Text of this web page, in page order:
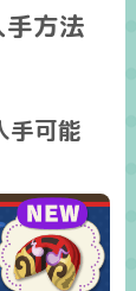
方法
手可能